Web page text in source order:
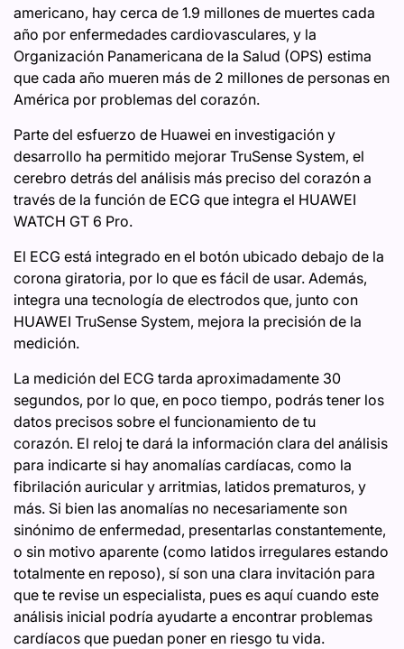
americano, hay cerca de 1.9 millones de muertes cada
año por enfermedades cardiovasculares, y la
Organización Panamericana de la Salud (OPS) estima
que cada año mueren más de 2 millones de personas en
América por problemas del corazón.
Parte del esfuerzo de Huawei en investigación y
desarrollo ha permitido mejorar TruSense System, el
cerebro detrás del análisis más preciso del corazón a
través de la función de ECG que integra el HUAWEI
WATCH GT 6 Pro.
El ECG está integrado en el botón ubicado debajo de la
corona giratoria, por lo que es fácil de usar. Además,
integra una tecnología de electrodos que, junto con
HUAWEI TruSense System, mejora la precisión de la
medición.
La medición del ECG tarda aproximadamente 30
segundos, por lo que, en poco tiempo, podrás tener los
datos precisos sobre el funcionamiento de tu
corazón. El reloj te dará la información clara del análisis
para indicarte si hay anomalías cardíacas, como la
fibrilación auricular y arritmias, latidos prematuros, y
más. Si bien las anomalías no necesariamente son
sinónimo de enfermedad, presentarlas constantemente,
o sin motivo aparente (como latidos irregulares estando
totalmente en reposo), sí son una clara invitación para
que te revise un especialista, pues es aquí cuando este
análisis inicial podría ayudarte a encontrar problemas
cardíacos que puedan poner en riesgo tu vida.